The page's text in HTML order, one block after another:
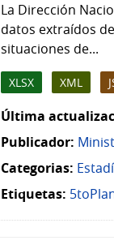
La Dirección
datos extraídos
situaciones de...
XLSX XML
Última
Publicador:
Categorias:
Etiquetas: